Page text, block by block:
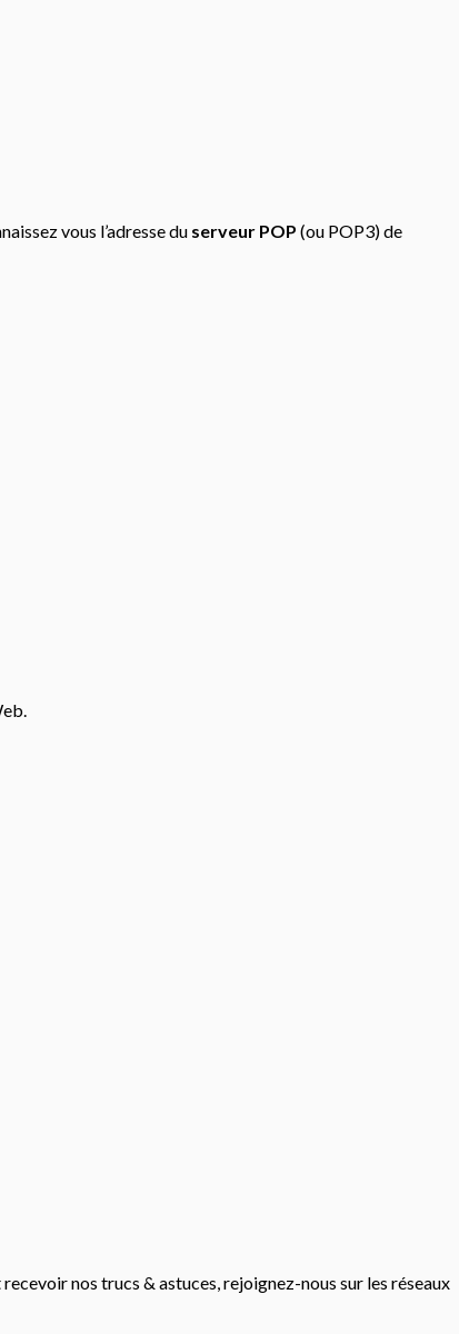
vous l’adresse du serveur POP (ou POP3) de
nos trucs & astuces, rejoignez-nous sur les réseaux